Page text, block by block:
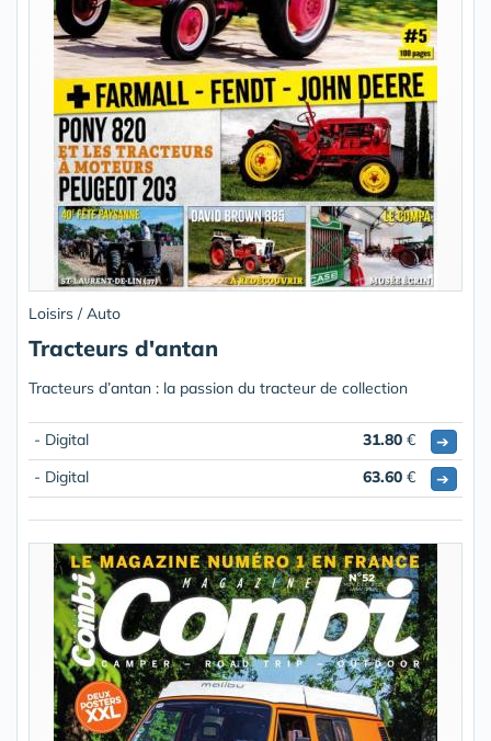
Loisirs / Auto
Tracteurs d'antan
Tracteurs d’antan : la passion du tracteur de collection
- Digital 31.80 €
➔
- Digital
63.60 € ➔